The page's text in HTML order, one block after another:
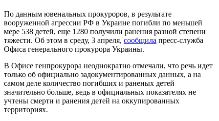
По данным ювенальных прокуроров, в результате
вооруженной агрессии РФ в Украине погибли по меньшей
мере 538 детей, еще 1280 получили ранения разной степени
тяжести. Об этом в среду, 3 апреля, сообщила пресс-служба
Офиса генерального прокурора Украины.
В Офисе генпрокурора неоднократно отмечали, что речь идет
только об официально задокументированных данных, а на
самом деле количество погибших и раненых детей
значительно больше, ведь в официальных показателях не
учтены смерти и ранения детей на оккупированных
территориях.